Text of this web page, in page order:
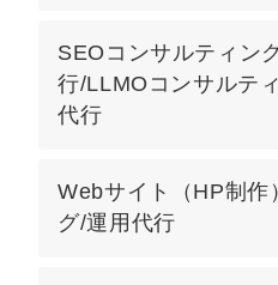
常勤監査役
募集要項一覧
SEOコンサルティン
行/LLMOコンサルテ
代行
Webサイト（HP制作
グ/運用代行